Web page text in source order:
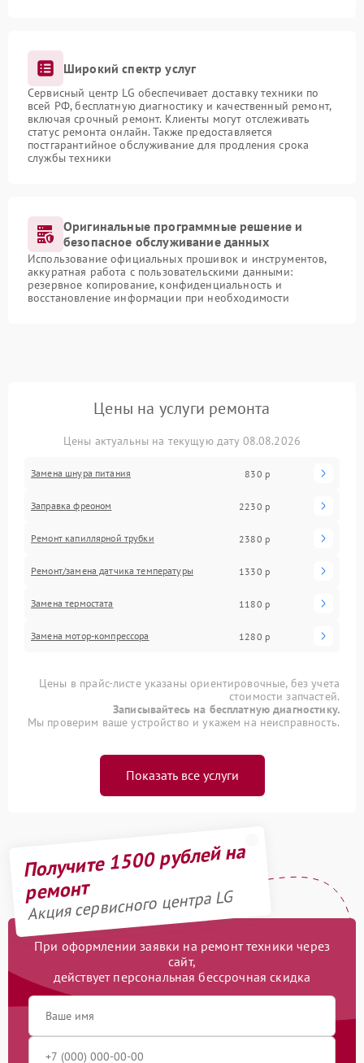
Широкий спектр услуг
Сервисный центр LG обеспечивает доставку техники по
всей РФ, бесплатную диагностику и качественный ремонт,
включая срочный ремонт. Клиенты могут отслеживать
статус ремонта онлайн. Также предоставляется
постгарантийное обслуживание для продления срока
службы техники
Оригинальные программные решение и
безопасное обслуживание данных
Использование официальных прошивок и инструментов,
аккуратная работа с пользовательскими данными:
резервное копирование, конфиденциальность и
восстановление информации при необходимости
Цены на услуги ремонта
Цены актуальны на текущую дату 08.08.2026
Замена шнура питания 830 р
Заправка фреоном 2230 р
Ремонт капиллярной трубки 2380 р
Ремонт/замена датчика температуры 1330 р
Замена термостата 1180 р
Замена мотор-компрессора 1280 р
Цены в прайс-листе указаны ориентировочные, без учета
стоимости запчастей.
Записывайтесь на бесплатную диагностику.
Мы проверим ваше устройство и укажем на неисправность.
Показать все услуги
Получите 1500 рублей на
ремонт
Акция сервисного центра LG
При оформлении заявки на ремонт техники через
сайт,
действует персональная бессрочная скидка